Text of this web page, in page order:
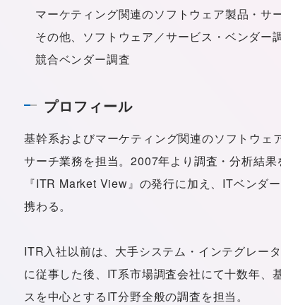
マーケティング関連のソフトウェア製品・サ
その他、ソフトウェア／サービス・ベンダー
競合ベンダー調査
プロフィール
基幹系およびマーケティング関連のソフトウェ
サーチ業務を担当。2007年より調査・分析結果
『ITR Market View』の発行に加え、ITベンダ
携わる。
ITR入社以前は、大手システム・インテグレー
に従事した後、IT系市場調査会社にて十数年、
スを中心とするIT分野全般の調査を担当。